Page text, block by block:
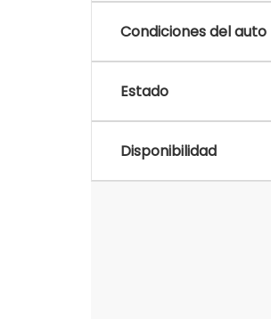
Condiciones del auto
Estado
Disponibilidad